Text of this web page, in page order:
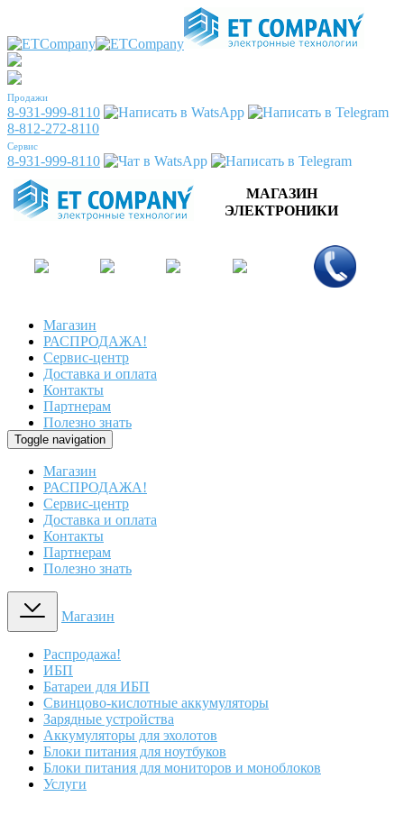
Продажи
8-931-999-8110
8-812-272-8110
Сервис
8-931-999-8110
МАГАЗИН
ЭЛЕКТРОНИКИ
Магазин
РАСПРОДАЖА!
Сервис-центр
Доставка и оплата
Контакты
Партнерам
Полезно знать
Toggle navigation
Магазин
РАСПРОДАЖА!
Сервис-центр
Доставка и оплата
Контакты
Партнерам
Полезно знать
Магазин
Распродажа!
ИБП
Батареи для ИБП
Свинцово-кислотные аккумуляторы
Зарядные устройства
Аккумуляторы для эхолотов
Блоки питания для ноутбуков
Блоки питания для мониторов и моноблоков
Услуги